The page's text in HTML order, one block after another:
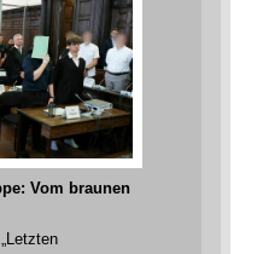
Vom braunen